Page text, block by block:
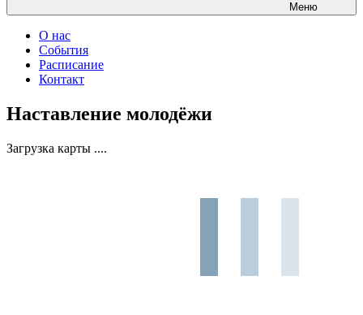
Меню
О нас
События
Расписание
Контакт
Наставление молодёжи
Загрузка карты ....